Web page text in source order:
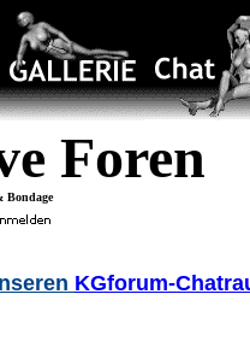
Foren
Bondage
KGforum-